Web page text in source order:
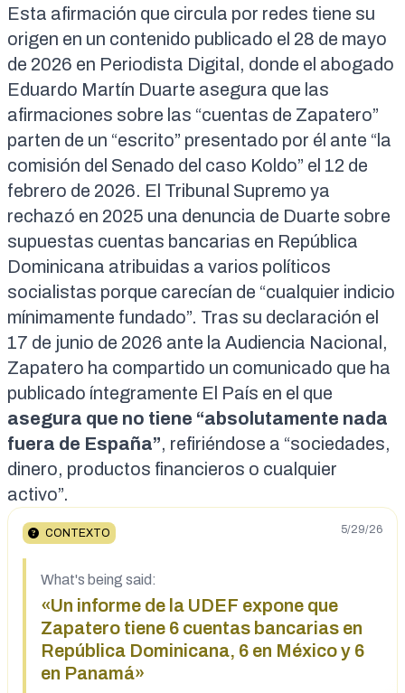
Esta afirmación que circula por redes tiene su
origen en un contenido publicado el 28 de mayo
de 2026 en Periodista Digital, donde el abogado
Eduardo Martín Duarte asegura que las
afirmaciones sobre las “cuentas de Zapatero”
parten de un “escrito” presentado por él ante “la
comisión del Senado del caso Koldo” el 12 de
febrero de 2026. El Tribunal Supremo ya
rechazó en 2025 una denuncia de Duarte sobre
supuestas cuentas bancarias en República
Dominicana atribuidas a varios políticos
socialistas porque carecían de “cualquier indicio
mínimamente fundado”. Tras su declaración el
17 de junio de 2026 ante la Audiencia Nacional,
Zapatero ha compartido un comunicado que ha
publicado íntegramente El País en el que
asegura que no tiene “absolutamente nada
fuera de España”, refiriéndose a “sociedades,
dinero, productos financieros o cualquier
activo”.
CONTEXTO 5/29/26
What's being said:
«Un informe de la UDEF expone que
Zapatero tiene 6 cuentas bancarias en
República Dominicana, 6 en México y 6
en Panamá»